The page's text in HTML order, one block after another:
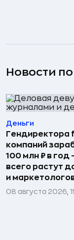
Новости
Деньги
Гендиректора
компаний
100 млн ₽ в
всего растут
и
08 августа 2026,